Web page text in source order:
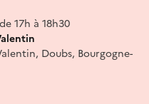
17h à 18h30
Doubs, Bourgogne-